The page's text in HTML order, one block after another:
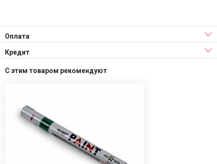
Оплата
Кредит
С этим товаром рекомендуют